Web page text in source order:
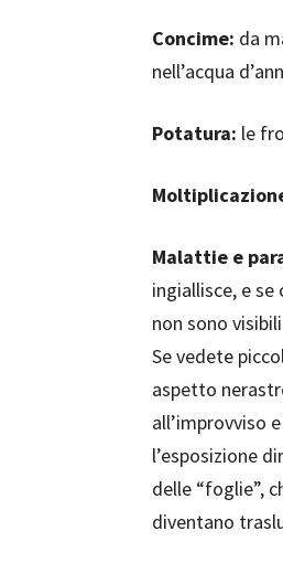
Concime: da
nell’acqua
Potatura: le
Malattie e
ingiallisce, e
non sono
Se vedete
aspetto
all’improvviso
l’esposizione
delle “foglie”,
diventano